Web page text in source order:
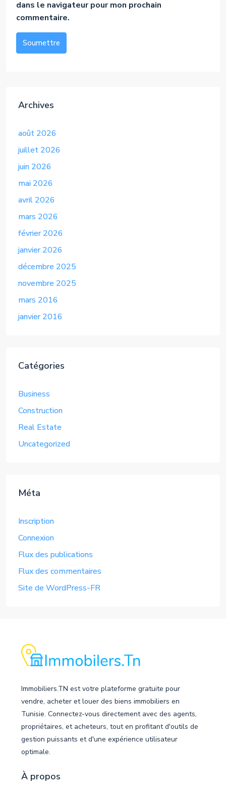
dans le navigateur pour mon prochain
commentaire.
Soumettre
Archives
août 2026
juillet 2026
juin 2026
mai 2026
avril 2026
mars 2026
février 2026
janvier 2026
décembre 2025
novembre 2025
mars 2016
janvier 2016
Catégories
Business
Construction
Real Estate
Uncategorized
Méta
Inscription
Connexion
Flux des publications
Flux des commentaires
Site de WordPress-FR
Immobiliers.TN est votre plateforme gratuite pour
vendre, acheter et louer des biens immobiliers en
Tunisie. Connectez-vous directement avec des agents,
propriétaires, et acheteurs, tout en profitant d'outils de
gestion puissants et d'une expérience utilisateur
optimale.
À propos